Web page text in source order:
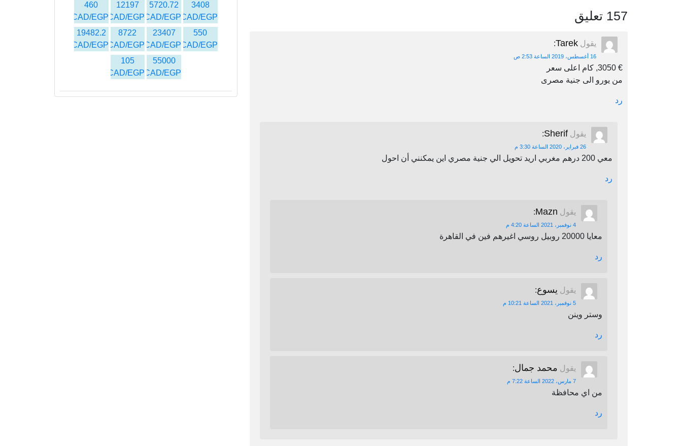
157 تعليق
يقول Tarek
:
16 أغسطس، 2019 الساعة 2:53 ص
€ 3050, كام اعلى سعر
من يورو الى جنية مصرى
رد
يقول Sherif
:
26 فبراير، 2020 الساعة 3:30 م
معي 200 درهم مغربي اريد تحويل الي جنية مصري اين يمكنني أن احول
رد
يقول Mazn
:
4 نوفمبر، 2021 الساعة 4:20 م
معايا 20000 روبيل روسي اغيرهم فين في القاهرة
رد
يقول يسوع:
5 نوفمبر، 2021 الساعة 10:21 م
وستر وينن
رد
يقول محمد جمال:
7 مارس، 2022 الساعة 7:22 م
من اي محافظة
رد
3408
CAD/EGP
5720.72
CAD/EGP
12197
CAD/EGP
460
CAD/EGP
550
CAD/EGP
23407
CAD/EGP
8722
CAD/EGP
19482.2
CAD/EGP
55000
CAD/EGP
105
CAD/EGP